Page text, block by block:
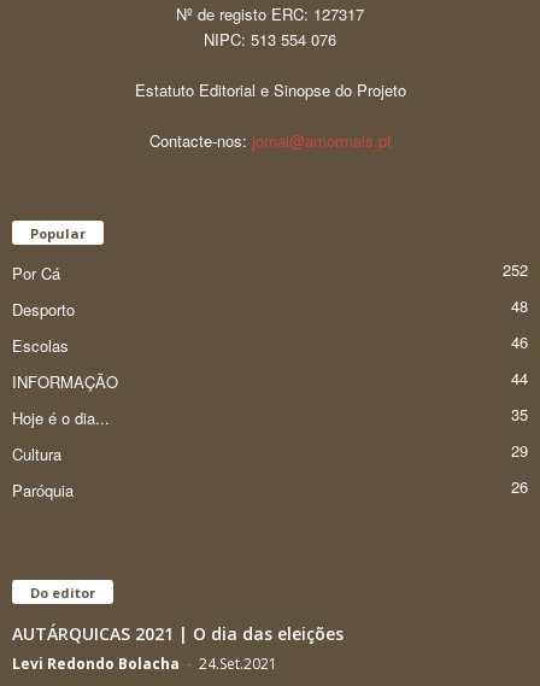
Nº de registo ERC: 127317
NIPC: 513 554 076
Estatuto Editorial e Sinopse do Projeto
Contacte-nos: jornal@amormais.pt
Popular
Por Cá
252
Desporto
48
Escolas
46
INFORMAÇÃO
44
Hoje é o dia...
35
Cultura
29
Paróquia
26
Do editor
AUTÁRQUICAS 2021 | O dia das eleições
Levi Redondo Bolacha - 24.Set.2021